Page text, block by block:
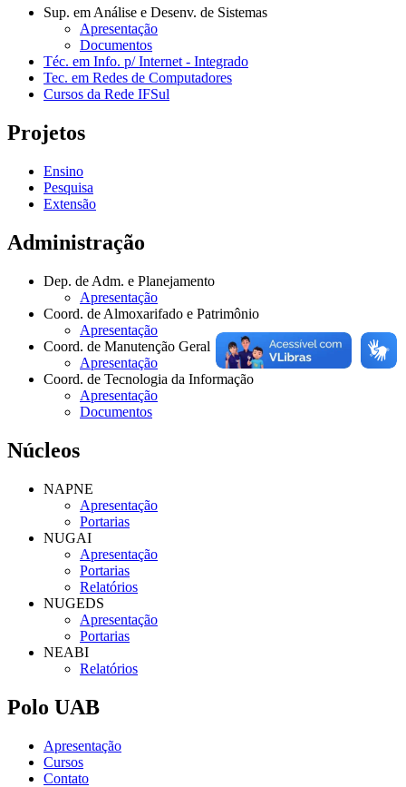
Sup. em Análise e Desenv. de Sistemas
Apresentação
Documentos
Téc. em Info. p/ Internet - Integrado
Tec. em Redes de Computadores
Cursos da Rede IFSul
Projetos
Ensino
Pesquisa
Extensão
Administração
Dep. de Adm. e Planejamento
Apresentação
Coord. de Almoxarifado e Patrimônio
Apresentação
Coord. de Manutenção Geral
Apresentação
Coord. de Tecnologia da Informação
Apresentação
Documentos
Núcleos
NAPNE
Apresentação
Portarias
NUGAI
Apresentação
Portarias
Relatórios
NUGEDS
Apresentação
Portarias
NEABI
Relatórios
Polo UAB
Apresentação
Cursos
Contato